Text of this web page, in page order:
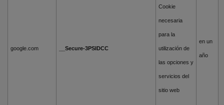
google.com __Secure-3PSIDCC
Cookie
necesaria
para la
utilización de
las opciones y
servicios del
sitio web
en un
año